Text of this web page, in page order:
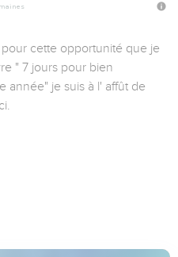
cette opportunité que je
" 7 jours pour bien
année" je suis à l' affût de